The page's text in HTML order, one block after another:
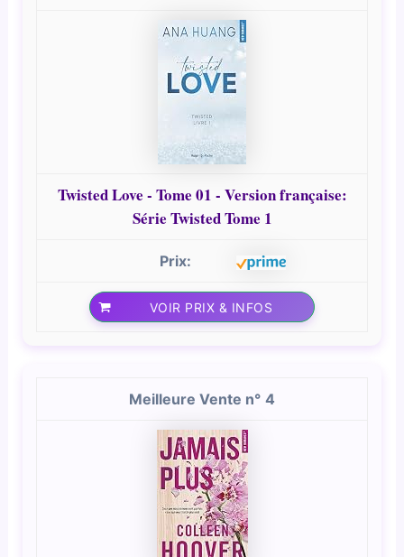
Twisted Love - Tome 01 - Version française:
Série Twisted Tome 1
VOIR PRIX & INFOS
4